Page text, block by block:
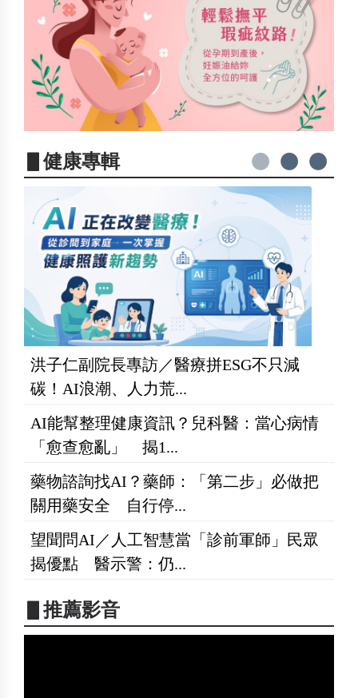
▋健康專輯
洪子仁副院長專訪／醫療拼ESG不只減
碳！AI浪潮、人力荒...
AI能幫整理健康資訊？兒科醫：當心病情
「愈查愈亂」 揭1...
藥物諮詢找AI？藥師：「第二步」必做把
關用藥安全 自行停...
望聞問AI／人工智慧當「診前軍師」民眾
揭優點 醫示警：仍...
▋推薦影音